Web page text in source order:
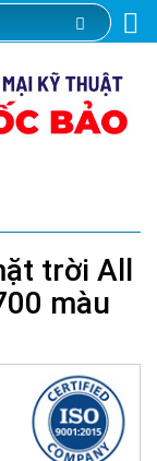
trời All
màu